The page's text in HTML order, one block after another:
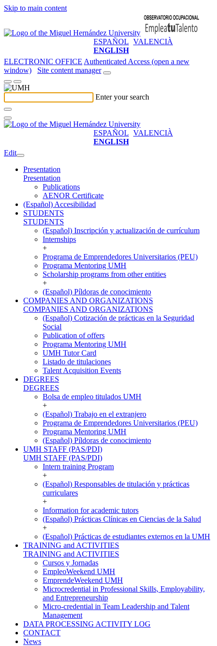
Skip to main content
ESPAÑOL VALENCIÀ
ENGLISH
ELECTRONIC OFFICE Authenticated Access (open a new
window)
Site content manager
Enter your search
ESPAÑOL VALENCIÀ
ENGLISH
Edit
Presentation
Presentation
Publications
AENOR Certificate
(Español) Accesibilidad
STUDENTS
STUDENTS
(Español) Inscripción y actualización de currículum
Internships
+
Programa de Emprendedores Universitarios (PEU)
Programa Mentoring UMH
Scholarship programs from other entities
+
(Español) Píldoras de conocimiento
COMPANIES AND ORGANIZATIONS
COMPANIES AND ORGANIZATIONS
(Español) Cotización de prácticas en la Seguridad
Social
Publication of offers
Programa Mentoring UMH
UMH Tutor Card
Listado de titulaciones
Talent Acquisition Events
DEGREES
DEGREES
Bolsa de empleo titulados UMH
+
(Español) Trabajo en el extranjero
Programa de Emprendedores Universitarios (PEU)
Programa Mentoring UMH
(Español) Píldoras de conocimiento
UMH STAFF (PAS/PDI)
UMH STAFF (PAS/PDI)
Intern training Program
+
(Español) Responsables de titulación y prácticas
curriculares
+
Information for academic tutors
(Español) Prácticas Clínicas en Ciencias de la Salud
+
(Español) Prácticas de estudiantes externos en la UMH
TRAINING and ACTIVITIES
TRAINING and ACTIVITIES
Cursos y Jornadas
EmpleoWeekend UMH
EmprendeWeekend UMH
Microcredential in Professional Skills, Employability,
and Entrepreneurship
Micro-credential in Team Leadership and Talent
Management
DATA PROCESSING ACTIVITY LOG
CONTACT
News